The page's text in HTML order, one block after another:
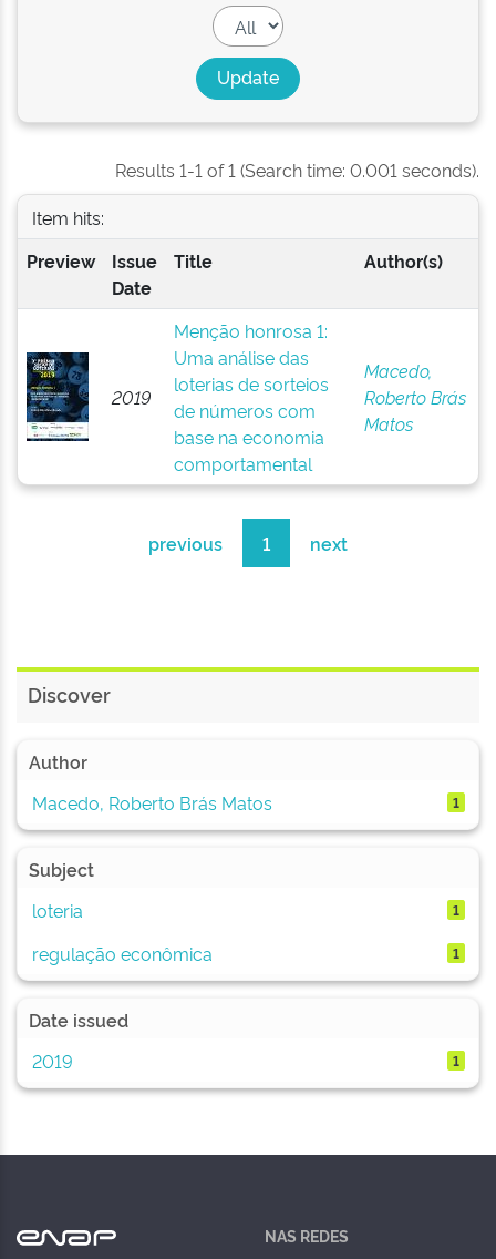
Results 1-1 of 1 (Search time: 0.001 seconds).
Item hits:
Preview
Issue
Date
Title Author(s)
2019
Menção honrosa 1:
Uma análise das
loterias de sorteios
de números com
base na economia
comportamental
Macedo,
Roberto Brás
Matos
previous 1 next
Discover
Author
Macedo, Roberto Brás Matos
1
Subject
loteria
1
regulação econômica 1
Date issued
2019
1
NAS REDES